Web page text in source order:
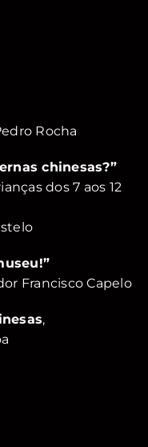
Rocha
chinesas?”
dos 7 aos 12
Francisco Capelo
,